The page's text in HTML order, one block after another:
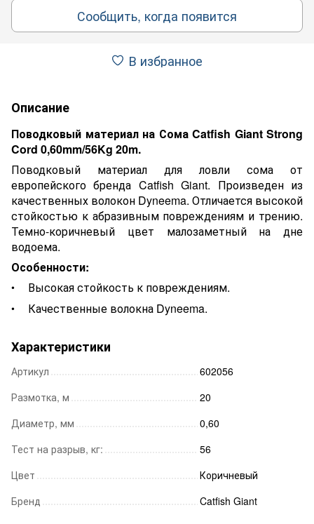
Сообщить, когда появится
В избранное
Описание
Поводковый материал на Сома Catfish Giant Strong
Cord 0,60mm/56Kg 20m.
Поводковый материал для ловли сома от
европейского бренда Catfish Giant. Произведен из
качественных волокон Dyneema. Отличается высокой
стойкостью к абразивным повреждениям и трению.
Темно-коричневый цвет малозаметный на дне
водоема.
Особенности:
Высокая стойкость к повреждениям.
Качественные волокна Dyneema.
Характеристики
Артикул
602056
Размотка, м
20
Диаметр, мм
0,60
Тест на разрыв, кг:
56
Цвет
Коричневый
Бренд
Catfish Giant